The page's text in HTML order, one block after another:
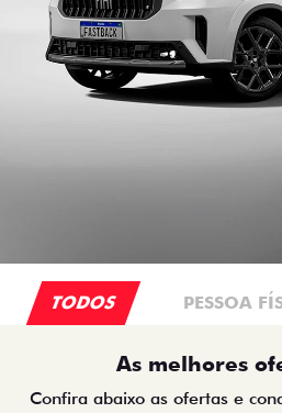
TODOS PESSOA
As melhores
Confira abaixo as ofertas e